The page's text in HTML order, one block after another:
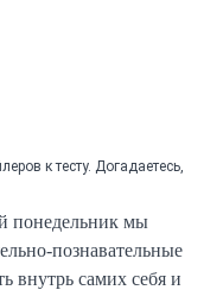
к тесту. Догадаетесь,
понедельник мы
познавательные
внутрь самих себя и